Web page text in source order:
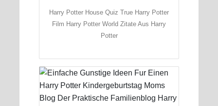
Harry Potter House Quiz True Harry Potter
Film Harry Potter World Zitate Aus Harry
Potter